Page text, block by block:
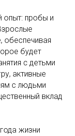
опыт: пробы и
обеспечивая
будет
с детьми
активные
с людьми
вклад
жизни